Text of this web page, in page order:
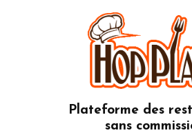
Plateforme des
sans